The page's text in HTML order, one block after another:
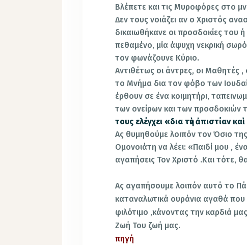
Βλέπετε και τις Μυροφόρες στο
Δεν τους νοιάζει αν ο Χριστός
δικαιωθήκανε οι προσδοκίες του ή
πεθαμένο, μία άψυχη νεκρική
τον φωνάζουνε Κύριο.
Αντιθέτως οι άντρες, οι Μαθητές
το Μνήμα δια τον φόβο των
έρθουν σε ένα κοιμητήρι,
των ονείρων και των προσδοκιών
τους ελέγχει «δια τὴν ἀπιστίαν
Ας θυμηθούμε λοιπόν τον Όσιο
Ομονοιάτη να λέει: «Παιδί μου ,
αγαπήσεις Τον Χριστό .Και τότε,
Ας αγαπήσουμε λοιπόν αυτό το
καταναλωτικά ουράνια αγαθά
φιλότιμο ,κάνοντας την καρδιά
Ζωή Του ζωή μας.
πηγή